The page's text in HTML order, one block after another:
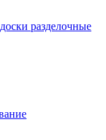
разделочные